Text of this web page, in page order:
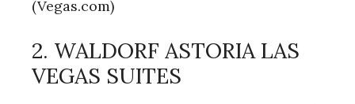
(Vegas.com)
2. WALDORF ASTORIA LAS
VEGAS SUITES